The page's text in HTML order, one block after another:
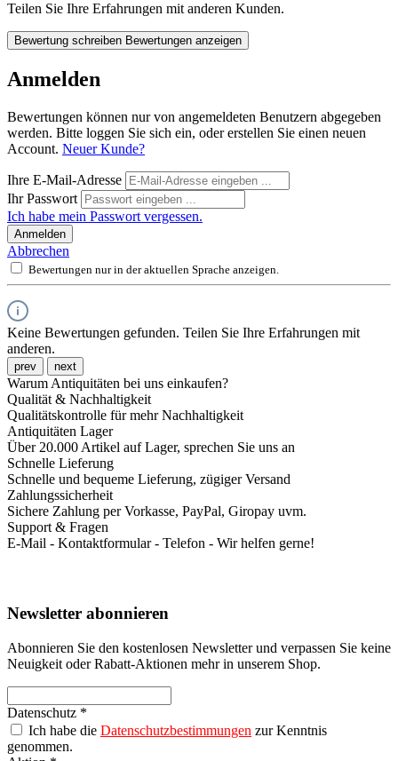
Teilen Sie Ihre Erfahrungen mit anderen Kunden.
Bewertung schreiben Bewertungen anzeigen
Anmelden
Bewertungen können nur von angemeldeten Benutzern abgegeben
werden. Bitte loggen Sie sich ein, oder erstellen Sie einen neuen
Account. Neuer Kunde?
Ihre E-Mail-Adresse
Ihr Passwort
Ich habe mein Passwort vergessen.
Anmelden
Abbrechen
Bewertungen nur in der aktuellen Sprache anzeigen.
Keine Bewertungen gefunden. Teilen Sie Ihre Erfahrungen mit
anderen.
prev next
Warum Antiquitäten bei uns einkaufen?
Qualität & Nachhaltigkeit
Qualitätskontrolle für mehr Nachhaltigkeit
Antiquitäten Lager
Über 20.000 Artikel auf Lager, sprechen Sie uns an
Schnelle Lieferung
Schnelle und bequeme Lieferung, zügiger Versand
Zahlungssicherheit
Sichere Zahlung per Vorkasse, PayPal, Giropay uvm.
Support & Fragen
E-Mail - Kontaktformular - Telefon - Wir helfen gerne!
Newsletter abonnieren
Abonnieren Sie den kostenlosen Newsletter und verpassen Sie keine
Neuigkeit oder Rabatt-Aktionen mehr in unserem Shop.
Datenschutz *
Ich habe die Datenschutzbestimmungen zur Kenntnis
genommen.